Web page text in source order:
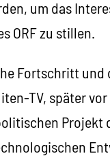
um das
ORF zu stillen.
Fortschritt und
TV, später
Projekt